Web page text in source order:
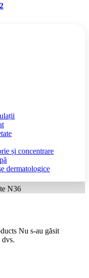
și concentrare
dermatologice
N36
Nu s-au găsit
dvs.